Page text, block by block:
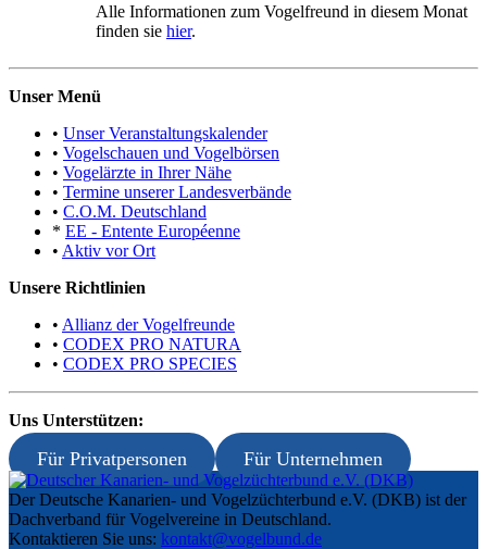
Alle Informationen zum Vogelfreund in diesem Monat
finden sie hier.
Unser Menü
• Unser Veranstaltungskalender
• Vogelschauen und Vogelbörsen
• Vogelärzte in Ihrer Nähe
• Termine unserer Landesverbände
• C.O.M. Deutschland
* EE - Entente Européenne
• Aktiv vor Ort
Unsere Richtlinien
• Allianz der Vogelfreunde
• CODEX PRO NATURA
• CODEX PRO SPECIES
Uns Unterstützen:
Für Privatpersonen Für Unternehmen
Der Deutsche Kanarien- und Vogelzüchterbund e.V. (DKB) ist der
Dachverband für Vogelvereine in Deutschland.
Kontaktieren Sie uns: kontakt@vogelbund.de